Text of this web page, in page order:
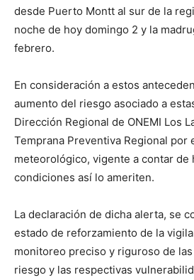
desde Puerto Montt al sur de la
noche de hoy domingo 2 y la
febrero.
En consideración a estos
aumento del riesgo asociado a
Dirección Regional de ONEMI Los
Temprana Preventiva Regional por
meteorológico, vigente a contar de
condiciones así lo ameriten.
La declaración de dicha alerta, se
estado de reforzamiento de la
monitoreo preciso y riguroso de
riesgo y las respectivas